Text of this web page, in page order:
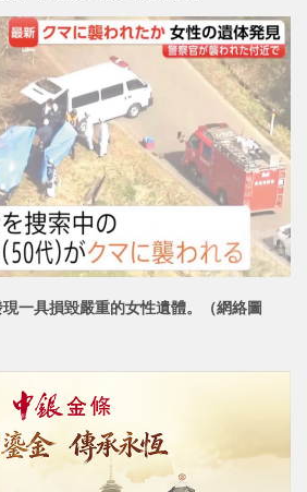
一具損毀嚴重的女性遺體。（網絡圖